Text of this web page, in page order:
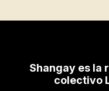
Shangay es la
colectivo